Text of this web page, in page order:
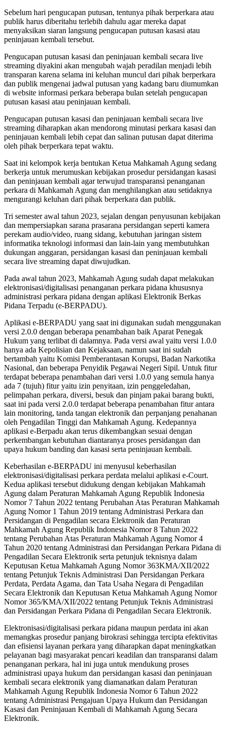
Sebelum hari pengucapan putusan, tentunya pihak berperkara atau
publik harus diberitahu terlebih dahulu agar mereka dapat
menyaksikan siaran langsung pengucapan putusan kasasi atau
peninjauan kembali tersebut.
Pengucapan putusan kasasi dan peninjauan kembali secara live
streaming diyakini akan mengubah wajah peradilan menjadi lebih
transparan karena selama ini keluhan muncul dari pihak berperkara
dan publik mengenai jadwal putusan yang kadang baru diumumkan
di website informasi perkara beberapa bulan setelah pengucapan
putusan kasasi atau peninjauan kembali.
Pengucapan putusan kasasi dan peninjauan kembali secara live
streaming diharapkan akan mendorong minutasi perkara kasasi dan
peninjauan kembali lebih cepat dan salinan putusan dapat diterima
oleh pihak berperkara tepat waktu.
Saat ini kelompok kerja bentukan Ketua Mahkamah Agung sedang
berkerja untuk merumuskan kebijakan prosedur persidangan kasasi
dan peninjauan kembali agar terwujud transparansi penanganan
perkara di Mahkamah Agung dan menghilangkan atau setidaknya
mengurangi keluhan dari pihak berperkara dan publik.
Tri semester awal tahun 2023, sejalan dengan penyusunan kebijakan
dan mempersiapkan sarana prasarana persidangan seperti kamera
perekam audio/video, ruang sidang, kebutuhan jaringan sistem
informatika teknologi informasi dan lain-lain yang membutuhkan
dukungan anggaran, persidangan kasasi dan peninjauan kembali
secara live streaming dapat diwujudkan.
Pada awal tahun 2023, Mahkamah Agung sudah dapat melakukan
elektronisasi/digitalisasi penanganan perkara pidana khususnya
administrasi perkara pidana dengan aplikasi Elektronik Berkas
Pidana Terpadu (e-BERPADU).
Aplikasi e-BERPADU yang saat ini digunakan sudah menggunakan
versi 2.0.0 dengan beberapa penambahan baik Aparat Penegak
Hukum yang terlibat di dalamnya. Pada versi awal yaitu versi 1.0.0
hanya ada Kepolisian dan Kejaksaan, namun saat ini sudah
bertambah yaitu Komisi Pemberantasan Korupsi, Badan Narkotika
Nasional, dan beberapa Penyidik Pegawai Negeri Sipil. Untuk fitur
terdapat beberapa penambahan dari versi 1.0.0 yang semula hanya
ada 7 (tujuh) fitur yaitu izin penyitaan, izin penggeledahan,
pelimpahan perkara, diversi, besuk dan pinjam pakai barang bukti,
saat ini pada versi 2.0.0 terdapat beberapa penambahan fitur antara
lain monitoring, tanda tangan elektronik dan perpanjang penahanan
oleh Pengadilan Tinggi dan Mahkamah Agung. Kedepannya
aplikasi e-Berpadu akan terus dikembangkan sesuai dengan
perkembangan kebutuhan diantaranya proses persidangan dan
upaya hukum banding dan kasasi serta peninjauan kembali.
Keberhasilan e-BERPADU ini menyusul keberhasilan
elektronisasi/digitalisasi perkara perdata melalui aplikasi e-Court.
Kedua aplikasi tersebut didukung dengan kebijakan Mahkamah
Agung dalam Peraturan Mahkamah Agung Republik Indonesia
Nomor 7 Tahun 2022 tentang Perubahan Atas Peraturan Mahkamah
Agung Nomor 1 Tahun 2019 tentang Administrasi Perkara dan
Persidangan di Pengadilan secara Elektronik dan Peraturan
Mahkamah Agung Republik Indonesia Nomor 8 Tahun 2022
tentang Perubahan Atas Peraturan Mahkamah Agung Nomor 4
Tahun 2020 tentang Administrasi dan Persidangan Perkara Pidana di
Pengadilan Secara Elektronik serta petunjuk teknisnya dalam
Keputusan Ketua Mahkamah Agung Nomor 363KMA/XII/2022
tentang Petunjuk Teknis Administrasi Dan Persidangan Perkara
Perdata, Perdata Agama, dan Tata Usaha Negara di Pengadilan
Secara Elektronik dan Keputusan Ketua Mahkamah Agung Nomor
Nomor 365/KMA/XII/2022 tentang Petunjuk Teknis Administrasi
dan Persidangan Perkara Pidana di Pengadilan Secara Elektronik.
Elektronisasi/digitalisasi perkara pidana maupun perdata ini akan
memangkas prosedur panjang birokrasi sehingga tercipta efektivitas
dan efisiensi layanan perkara yang diharapkan dapat meningkatkan
pelayanan bagi masyarakat pencari keadilan dan transparansi dalam
penanganan perkara, hal ini juga untuk mendukung proses
administrasi upaya hukum dan persidangan kasasi dan peninjauan
kembali secara elektronik yang diamanatkan dalam Peraturan
Mahkamah Agung Republik Indonesia Nomor 6 Tahun 2022
tentang Administrasi Pengajuan Upaya Hukum dan Persidangan
Kasasi dan Peninjauan Kembali di Mahkamah Agung Secara
Elektronik.